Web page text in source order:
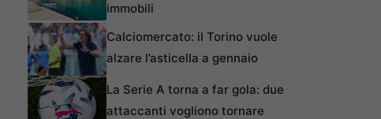
immobili
Calciomercato: il Torino vuole
alzare l’asticella a gennaio
La Serie A torna a far gola: due
attaccanti vogliono tornare